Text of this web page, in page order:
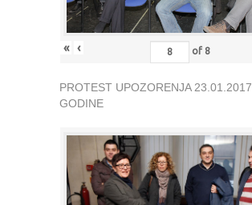
« ‹ of 8
PROTEST UPOZORENJA 23.01.2017.
GODINE